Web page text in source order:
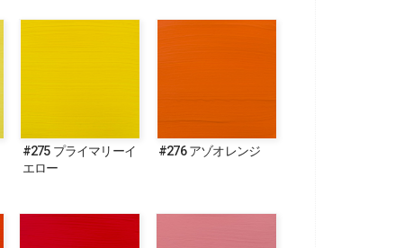
#275 プライマリーイ
エロー
#276 アゾオレンジ